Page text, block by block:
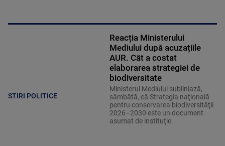
STIRI POLITICE
Reacția Ministerului
Mediului după acuzațiile
AUR. Cât a costat
elaborarea strategiei de
biodiversitate
Ministerul Mediului subliniază,
sâmbătă, că Strategia naţională
pentru conservarea biodiversităţii
2026–2030 este un document
asumat de instituţie.